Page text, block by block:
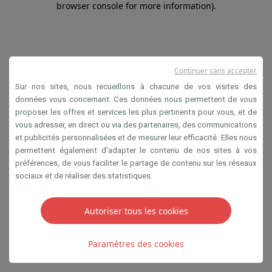
browser console for more information).
Sur nos sites, nous recueillons à chacune de vos visites des
données vous concernant. Ces données nous permettent de vous
proposer les offres et services les plus pertinents pour vous, et de
vous adresser, en direct ou via des partenaires, des communications
et publicités personnalisées et de mesurer leur efficacité. Elles nous
permettent également d’adapter le contenu de nos sites à vos
préférences, de vous faciliter le partage de contenu sur les réseaux
sociaux et de réaliser des statistiques.
Autoriser tous les cookies
Paramètres des cookies
Continuer sans accepter